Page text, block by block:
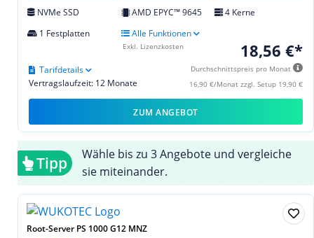
NVMe SSD AMD EPYC™ 9645
4 Kerne
1 Festplatten
Alle Funktionen
18,56 €*
Durchschnittspreis pro Monat
16,90 €/Monat zzgl. Setup 19,90 €
Vertragslaufzeit: 12 Monate
Tarifdetails
Exkl. Lizenzkosten
ZUM ANGEBOT
Tipp
Wähle bis zu 3 Angebote und vergleiche
sie miteinander.
Root-Server PS 1000 G12 MNZ